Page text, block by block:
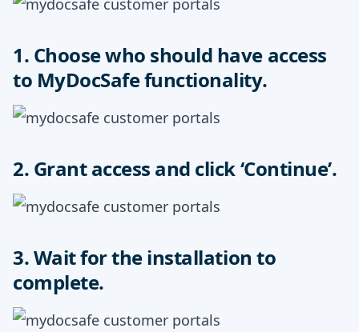
1. Choose who should have access
to MyDocSafe functionality.
2. Grant access and click ‘Continue’.
3. Wait for the installation to
complete.